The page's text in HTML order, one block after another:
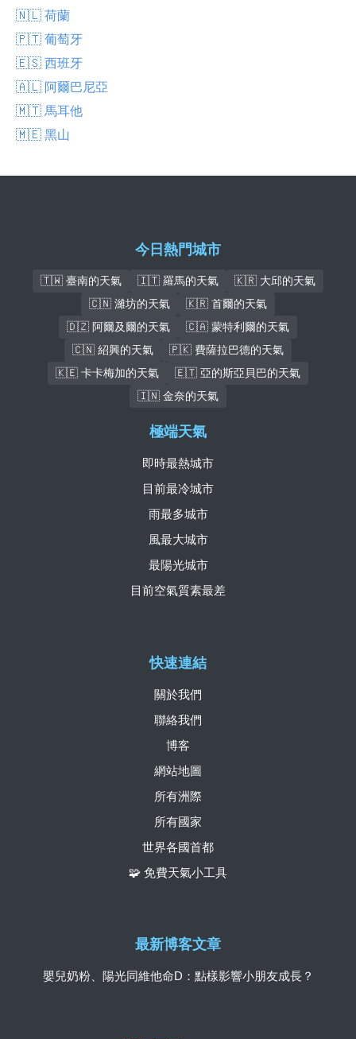
🇳🇱 荷蘭
🇵🇹 葡萄牙
🇪🇸 西班牙
🇦🇱 阿爾巴尼亞
🇲🇹 馬耳他
🇲🇪 黑山
今日熱門城市
🇹🇼 臺南的天氣 🇮🇹 羅馬的天氣
🇰🇷 大邱的天氣
🇨🇳 濰坊的天氣
🇰🇷 首爾的天氣
🇩🇿 阿爾及爾的天氣
🇨🇦 蒙特利爾的天氣
🇨🇳 紹興的天氣
🇵🇰 費薩拉巴德的天氣
🇰🇪 卡卡梅加的天氣
🇪🇹 亞的斯亞貝巴的天氣
🇮🇳 金奈的天氣
快速連結
關於我們
聯絡我們
博客
網站地圖
所有洲際
所有國家
世界各國首都
🧩 免費天氣小工具
極端天氣
即時最熱城市
目前最冷城市
雨最多城市
風最大城市
最陽光城市
目前空氣質素最差
最新博客文章
嬰兒奶粉、陽光同維他命D：點樣影響小朋友成長？